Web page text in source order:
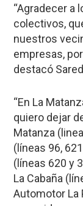
“Agradecer a
colectivos,
nuestros
empresas,
destacó
“En La
quiero dejar
Matanza
(líneas 96,
(líneas 620 y
La Cabaña
Automotor La